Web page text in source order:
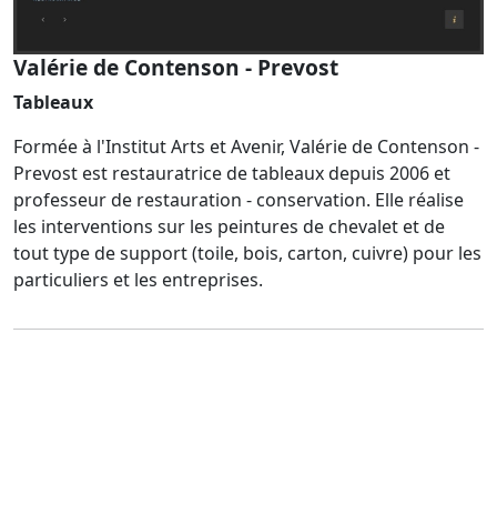
Valérie de Contenson - Prevost
Tableaux
Formée à l'Institut Arts et Avenir, Valérie de Contenson -
Prevost est restauratrice de tableaux depuis 2006 et
professeur de restauration - conservation. Elle réalise
les interventions sur les peintures de chevalet et de
tout type de support (toile, bois, carton, cuivre) pour les
particuliers et les entreprises.